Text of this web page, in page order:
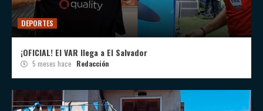
DEPORTES
¡OFICIAL! El VAR llega a El Salvador
5 meses hace Redacción